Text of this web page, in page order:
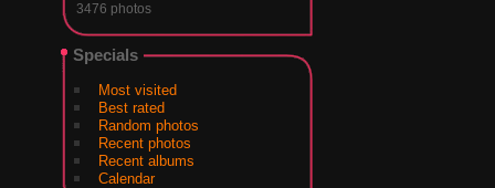
3476 photos
Specials
Most visited
Best rated
Random photos
Recent photos
Recent albums
Calendar